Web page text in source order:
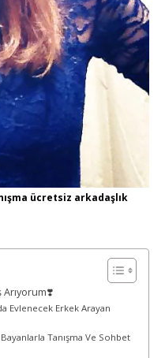
ücretsiz arkadaşlık
Arıyorum❣️
Evlenecek Erkek Arayan
Tanışma Ve Sohbet